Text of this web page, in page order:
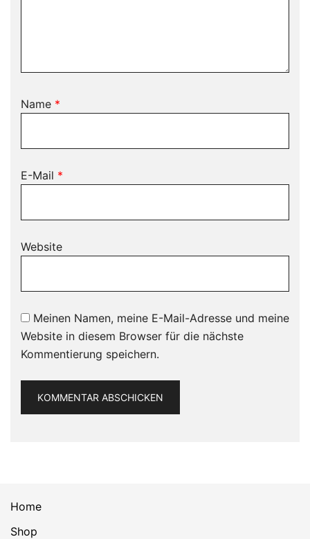
Name *
E-Mail *
Website
Meinen Namen, meine E-Mail-Adresse und meine
Website in diesem Browser für die nächste
Kommentierung speichern.
Home
Shop